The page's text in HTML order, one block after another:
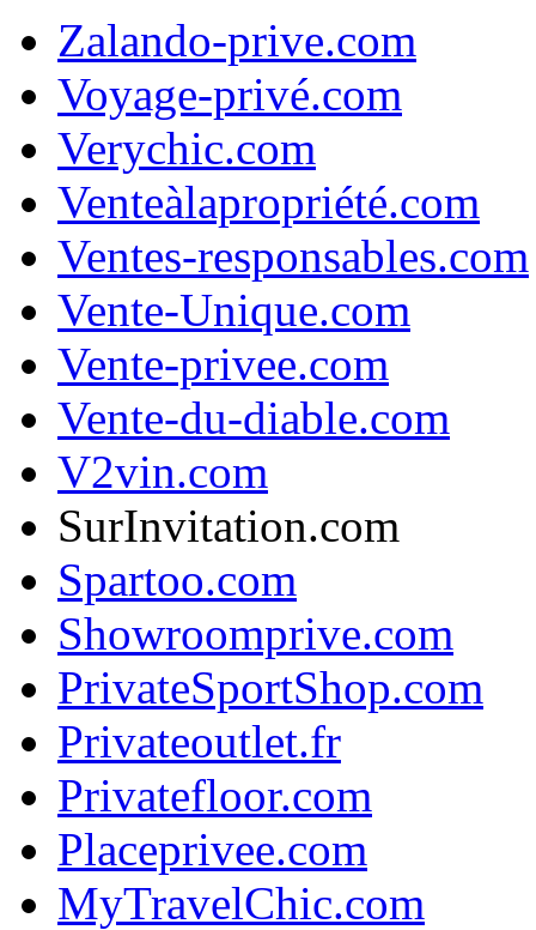
Zalando-prive.com
Voyage-privé.com
Verychic.com
Venteàlapropriété.com
Ventes-responsables.com
Vente-Unique.com
Vente-privee.com
Vente-du-diable.com
V2vin.com
SurInvitation.com
Spartoo.com
Showroomprive.com
PrivateSportShop.com
Privateoutlet.fr
Privatefloor.com
Placeprivee.com
MyTravelChic.com